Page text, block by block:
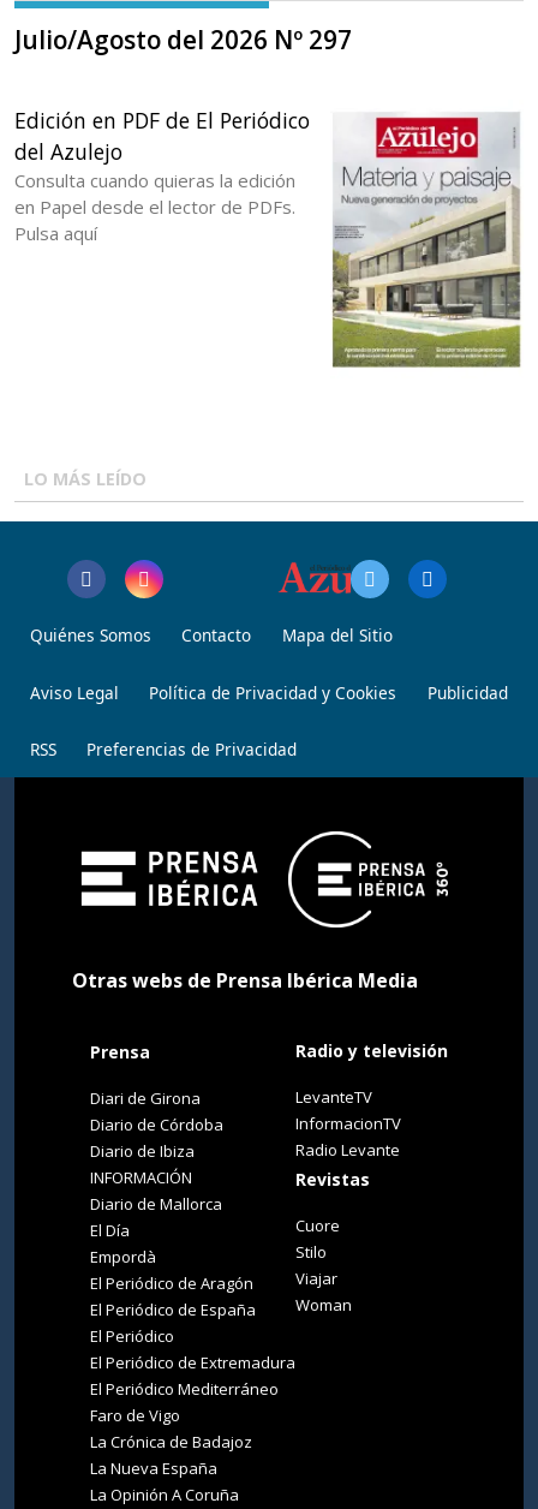
Julio/Agosto del 2026 Nº 297
Edición en PDF de El Periódico
del Azulejo
Consulta cuando quieras la edición
en Papel desde el lector de PDFs.
Pulsa aquí
LO MÁS LEÍDO
Quiénes Somos Contacto Mapa del Sitio
Aviso Legal Política de Privacidad y Cookies Publicidad
RSS Preferencias de Privacidad
Otras webs de Prensa Ibérica Media
Prensa
Diari de Girona
Diario de Córdoba
Diario de Ibiza
INFORMACIÓN
Diario de Mallorca
El Día
Empordà
El Periódico de Aragón
El Periódico de España
El Periódico
El Periódico de Extremadura
El Periódico Mediterráneo
Faro de Vigo
La Crónica de Badajoz
La Nueva España
La Opinión A Coruña
Radio y televisión
LevanteTV
InformacionTV
Radio Levante
Revistas
Cuore
Stilo
Viajar
Woman